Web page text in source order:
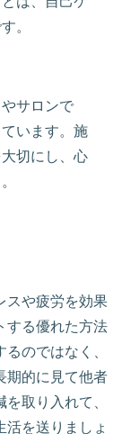
。
サロンで
います。施
切にし、心
スや疲労を効果
する優れた方法
のではなく、
期的に見て他者
取り入れて、
を送りましょ